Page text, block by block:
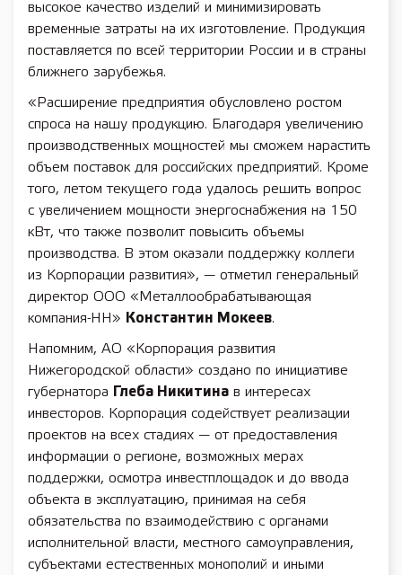
высокое качество изделий и минимизировать
временные затраты на их изготовление. Продукция
поставляется по всей территории России и в страны
ближнего зарубежья.
«Расширение предприятия обусловлено ростом
спроса на нашу продукцию. Благодаря увеличению
производственных мощностей мы сможем нарастить
объем поставок для российских предприятий. Кроме
того, летом текущего года удалось решить вопрос
с увеличением мощности энергоснабжения на 150
кВт, что также позволит повысить объемы
производства. В этом оказали поддержку коллеги
из Корпорации развития», — отметил генеральный
директор ООО «Металлообрабатывающая
компания-НН» Константин Мокеев.
Напомним, АО «Корпорация развития
Нижегородской области» создано по инициативе
губернатора
Глеба Никитина в интересах
инвесторов. Корпорация содействует реализации
проектов на всех стадиях — от предоставления
информации о регионе, возможных мерах
поддержки, осмотра инвестплощадок и до ввода
объекта в эксплуатацию, принимая на себя
обязательства по взаимодействию с органами
исполнительной власти, местного самоуправления,
субъектами естественных монополий и иными